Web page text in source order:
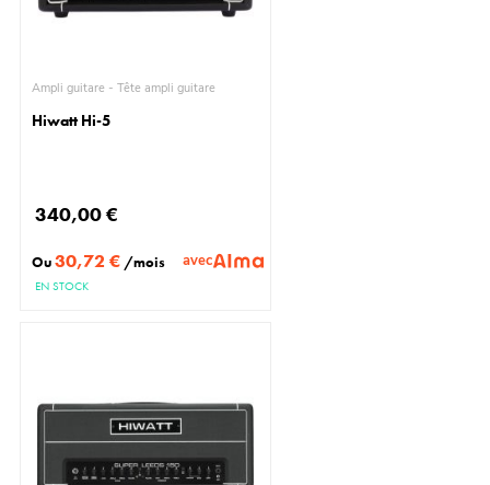
Ampli guitare - Tête ampli guitare
Hiwatt Hi-5
340,00 €
Ou30,72 € /mois avec
EN STOCK